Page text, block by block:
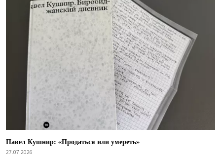
Павел Кушнир: «Продаться или умереть»
27.07.2026